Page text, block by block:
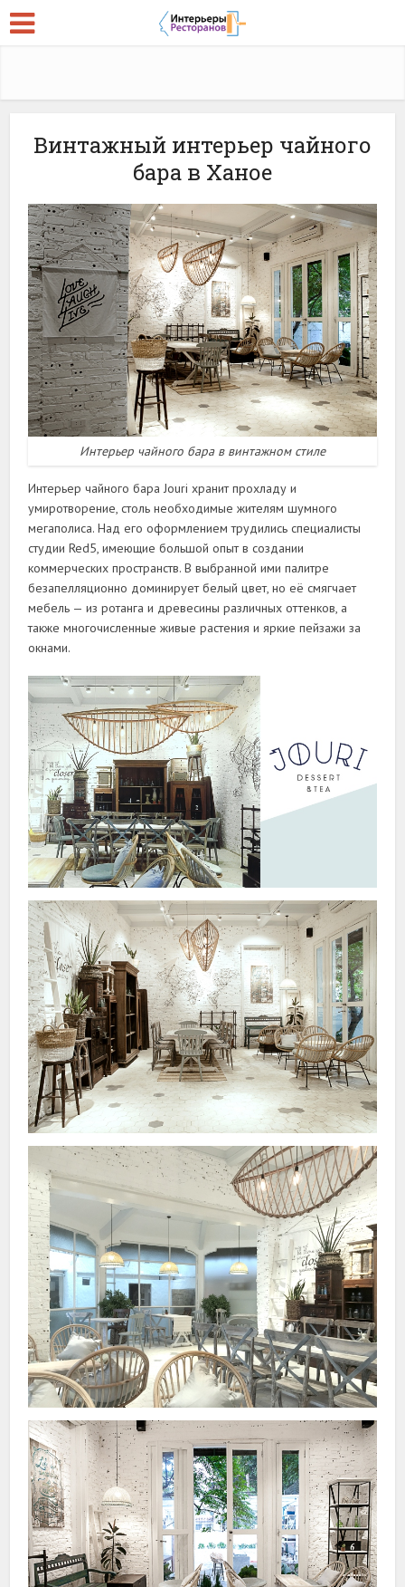
Винтажный интерьер чайного
бара в Ханое
Интерьер чайного бара в винтажном стиле
Интерьер чайного бара Jouri хранит прохладу и
умиротворение, столь необходимые жителям шумного
мегаполиса. Над его оформлением трудились специалисты
студии Red5, имеющие большой опыт в создании
коммерческих пространств. В выбранной ими палитре
безапелляционно доминирует белый цвет, но её смягчает
мебель — из ротанга и древесины различных оттенков, а
также многочисленные живые растения и яркие пейзажи за
окнами.